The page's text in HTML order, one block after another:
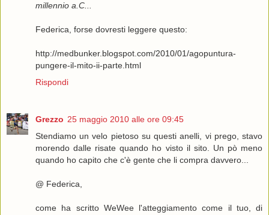
millennio a.C...
Federica, forse dovresti leggere questo:
http://medbunker.blogspot.com/2010/01/agopuntura-
pungere-il-mito-ii-parte.html
Rispondi
Grezzo 25 maggio 2010 alle ore 09:45
Stendiamo un velo pietoso su questi anelli, vi prego, stavo
morendo dalle risate quando ho visto il sito. Un pò meno
quando ho capito che c'è gente che li compra davvero...
@ Federica,
come ha scritto WeWee l'atteggiamento come il tuo, di